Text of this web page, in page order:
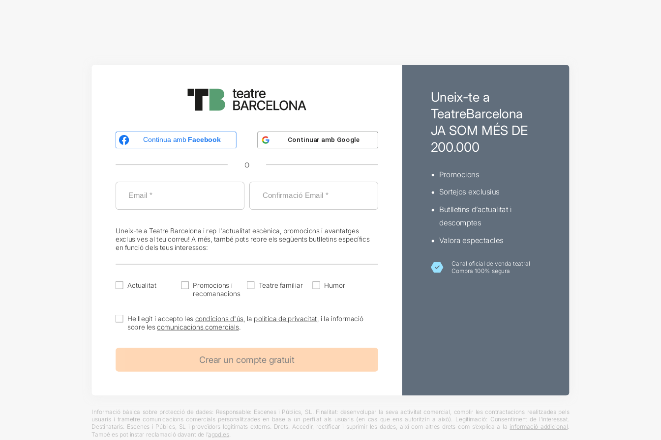
Continua amb Facebook Continuar amb Google
O
Uneix-te a Teatre Barcelona i rep l'actualitat escènica, promocions i avantatges
exclusives al teu correu! A més, també pots rebre els següents butlletins específics
en funció dels teus interessos:
Actualitat
Promocions i
recomanacions
Teatre familiar Humor
He llegit i accepto les condicions d'ús , la política de privacitat , i la informació
sobre lescomunicacions comercials.
Uneix-te a
TeatreBarcelona
JA SOM MÉS DE
200.000
Promocions
Sortejos exclusius
Butlletins d’actualitat i
descomptes
Valora espectacles
Canal oficial de venda teatral
Compra 100% segura
Informació bàsica sobre protecció de dades: Responsable: Escenes i Públics, SL. Finalitat: desenvolupar la seva activitat comercial, complir les contractacions realitzades pels
usuaris i trametre comunicacions comercials personalitzades en base a un perfilat als usuaris (en cas que ens autoritzin a això). Legitimació: Consentiment de l’interessat.
Destinataris: Escenes i Públics, SL i proveïdors legitimats externs. Drets: Accedir, rectificar i suprimir les dades, així com altres drets com s’explica a la informació addicional
També es pot instar reclamació davant de l’agpd.es